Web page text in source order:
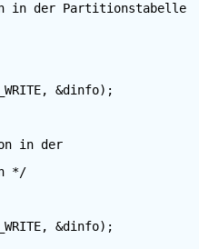
der Partitionstabelle
&dinfo);
in der
*/
&dinfo);